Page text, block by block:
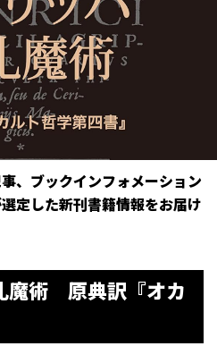
、ブックインフォメーション
定した新刊書籍情報をお届け
術 原典訳『オカ